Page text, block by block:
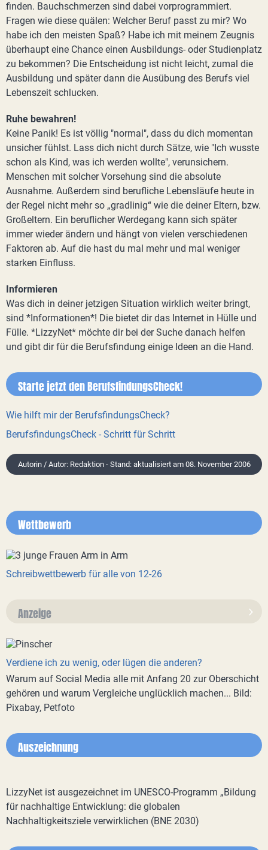
finden. Bauchschmerzen sind dabei vorprogrammiert.
Fragen wie diese quälen: Welcher Beruf passt zu mir? Wo
habe ich den meisten Spaß? Habe ich mit meinem Zeugnis
überhaupt eine Chance einen Ausbildungs- oder Studienplatz
zu bekommen? Die Entscheidung ist nicht leicht, zumal die
Ausbildung und später dann die Ausübung des Berufs viel
Lebenszeit schlucken.
Ruhe bewahren!
Keine Panik! Es ist völlig "normal", dass du dich momentan
unsicher fühlst. Lass dich nicht durch Sätze, wie "Ich wusste
schon als Kind, was ich werden wollte", verunsichern.
Menschen mit solcher Vorsehung sind die absolute
Ausnahme. Außerdem sind berufliche Lebensläufe heute in
der Regel nicht mehr so „gradlinig“ wie die deiner Eltern, bzw.
Großeltern. Ein beruflicher Werdegang kann sich später
immer wieder ändern und hängt von vielen verschiedenen
Faktoren ab. Auf die hast du mal mehr und mal weniger
starken Einfluss.
Informieren
Was dich in deiner jetzigen Situation wirklich weiter bringt,
sind *Informationen*! Die bietet dir das Internet in Hülle und
Fülle. *LizzyNet* möchte dir bei der Suche danach helfen
und gibt dir für die Berufsfindung einige Ideen an die Hand.
Starte jetzt den BerufsfindungsCheck!
Wie hilft mir der BerufsfindungsCheck?
BerufsfindungsCheck - Schritt für Schritt
Autorin / Autor: Redaktion - Stand: aktualisiert am 08. November 2006
Wettbewerb
Schreibwettbewerb für alle von 12-26
Anzeige
Verdiene ich zu wenig, oder lügen die anderen?
Warum auf Social Media alle mit Anfang 20 zur Oberschicht
gehören und warum Vergleiche unglücklich machen... Bild:
Pixabay, Petfoto
Auszeichnung
LizzyNet ist ausgezeichnet im UNESCO-Programm „Bildung
für nachhaltige Entwicklung: die globalen
Nachhaltigkeitsziele verwirklichen (BNE 2030)